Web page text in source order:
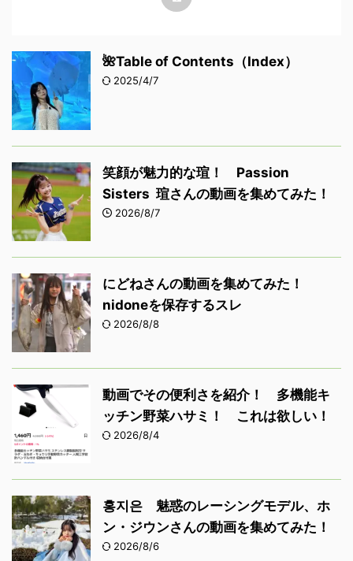
🌺Table of Contents（Index）
2025/4/7
笑顔が魅力的な瑄！ Passion
Sisters 瑄さんの動画を集めてみた！
2026/8/7
にどねさんの動画を集めてみた！
nidoneを保存するスレ
2026/8/8
動画でその便利さを紹介！ 多機能キ
ッチン野菜ハサミ！ これは欲しい！
2026/8/4
홍지은 魅惑のレーシングモデル、ホ
ン・ジウンさんの動画を集めてみた！
2026/8/6